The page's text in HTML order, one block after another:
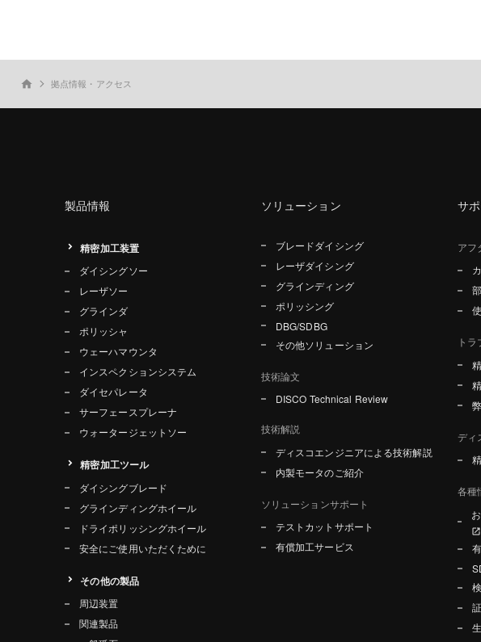
home 拠点情報・アクセス
製品情報
精密加工装置
ダイシングソー
レーザソー
グラインダ
ポリッシャ
ウェーハマウンタ
インスペクションシステム
ダイセパレータ
サーフェースプレーナ
ウォータージェットソー
精密加工ツール
ダイシングブレード
グラインディングホイール
ドライポリッシングホイール
安全にご使用いただくために
その他の製品
周辺装置
関連製品
ソリューション
ブレードダイシング
レーザダイシング
グラインディング
ポリッシング
DBG/SDBG
その他ソリューション
技術論文
DISCO Technical Review
技術解説
ディスコエンジニアによる技術解説
内製モータのご紹介
ソリューションサポート
テストカットサポート
有償加工サービス
サ
アフ
ト
ディ
各種